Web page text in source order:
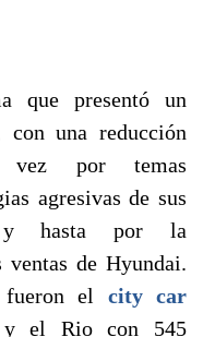
que presentó un
con una reducción
vez por temas
agresivas de sus
y hasta por la
de Hyundai.
fueron el city car
y el Rio con 545